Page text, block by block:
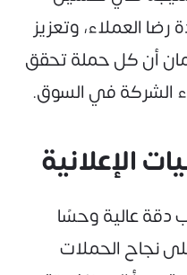
رضا العملاء، وتعزيز
أن كل حملة تحقق
الشركة في السوق.
الإعلانية
دقة عالية وحسًا
نجاح الحملات